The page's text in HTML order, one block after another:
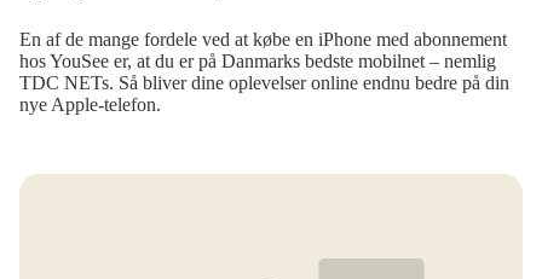
En af de mange fordele ved at købe en iPhone med abonnement
hos YouSee er, at du er på Danmarks bedste mobilnet – nemlig
TDC NETs. Så bliver dine oplevelser online endnu bedre på din
nye Apple-telefon.